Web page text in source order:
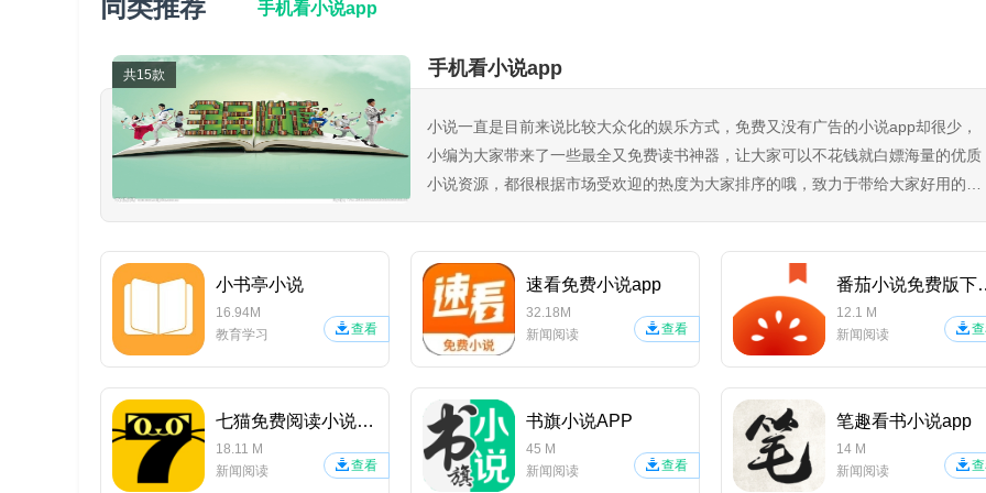
3.玩家申请提供的信息确保正确无误，不可重复提交相同信息或者错误角色信息
4.转游一律当日申请次日发放。
限时转游活动
首发日-7日内期间由其他游戏转入《龙将斩千-GM全免万抽》的玩家可享受限时转游福利，过期后则换成普通转游福利；限
限时转游规则：
时间：仅限首发日—7天，过期后换成普通转游福利。
1、玩家老游戏充值总金额为限时转游福利总额度，超过部分不享受限时转游福利。
2、在限时转游福利活动时间内充值的金额满足日常返利条件后，即可触发限时转游活动福利，享受额外200%返利直至转
利总额度消耗完毕。
2.1、在限时转游活动期间内充值总额达到限时转游福利总额度的50%则额外再追加一次申请转游当日充值金额的50%返利；
2.2、在限时转游活动期间内充值总额达到限时转游福利总额度的100%则额外再追加一次申请转游当日充值金额的100%返
同类推荐 手机看小说app
共15款 手机看小说app
小说一直是目前来说比较大众化的娱乐方式，免费又没有广告的小说app却很少，
小编为大家带来了一些最全又免费读书神器，让大家可以不花钱就白嫖海量的优质
小说资源，都很根据市场受欢迎的热度为大家排序的哦，致力于带给大家好用的追
小书亭小说
16.94M
教育学习
查看
速看免费小说app
32.18M
新闻阅读
查看
番茄小
12.1 M
新闻阅读
七猫免费阅读小说APP
18.11 M
新闻阅读
查看
书旗小说APP
45 M
新闻阅读
查看
笔趣看书小说app
14 M
新闻阅读